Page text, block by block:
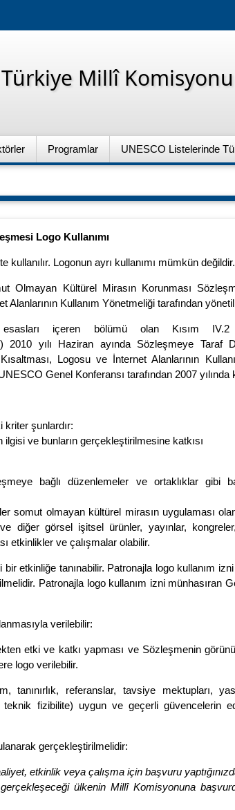
Türkiye Millî Komisyonu
Programlar UNESCO Listelerinde
Logo Kullanımı
Logonun ayrı kullanımı mümkün değildir.
Olmayan Kültürel Mirasın Korunması
Kullanım Yönetmeliği tarafından
içeren bölümü olan Kısım IV.2
) 2010 yılı Haziran ayında Sözleşmeye Taraf
Logosu ve İnternet Alanlarının
Genel Konferansı tarafından 2007 yılında
kriter şunlardır:
ve bunların gerçekleştirilmesine katkısı
bağlı düzenlemeler ve ortaklıklar gibi
somut olmayan kültürel mirasın uygulaması
diğer görsel işitsel ürünler, yayınlar,
etkinlikler ve çalışmalar olabilir.
etkinliğe tanınabilir. Patronajla logo kullanım
Patronajla logo kullanım izni münhasıran
verilebilir:
etki ve katkı yapması ve Sözleşmenin
logo verilebilir.
tanınırlık, referanslar, tavsiye mektupları,
fizibilite) uygun ve geçerli güvencelerin
gerçekleştirilmelidir:
etkinlik veya çalışma için başvuru
ülkenin Millî Komisyonuna